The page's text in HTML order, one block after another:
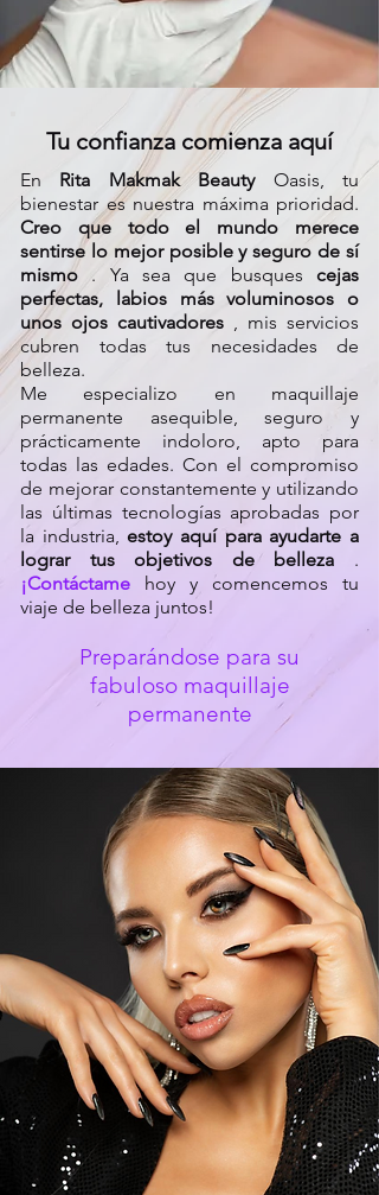
Tu confianza comienza aquí
En Rita Makmak BeautyOasis, tu
bienestar es nuestra máxima prioridad.
Creo que todo el mundo merece
sentirse lo mejor posible y seguro de sí
mismo . Ya sea que busques cejas
perfectas, labios más voluminosos o
unos ojos cautivadores , mis servicios
cubren todas tus necesidades de
belleza.
Me especializo en maquillaje
permanente asequible, seguro y
prácticamente indoloro, apto para
todas las edades. Con el compromiso
de mejorar constantemente y utilizando
las últimas tecnologías aprobadas por
la industria,estoy aquí para ayudarte a
lograr tus objetivos de belleza .
¡Contáctame hoy y comencemos tu
viaje de belleza juntos!
Preparándose para su
fabuloso maquillaje
permanente